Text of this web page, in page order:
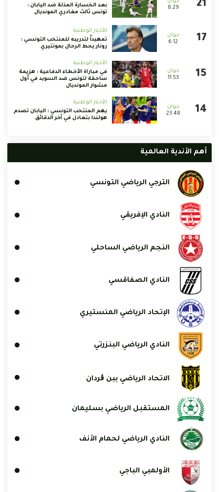
8:29
بعد الخسارة المذلة ضد اليابان :
تونس ثالث مغادري المونديال
6:12
الأخبار الوطنية
تمهيداً لتدريبه للمنتخب التونسي :
رونار يحط الرحال بمونتيري
11:53
الأخبار الوطنية
في مباراة الأخطاء الدفاعية : هزيمة
ساحقة لتونس ضد السويد في أول
مشوار المونديال
23:48
الأخبار الوطنية
يهم المنتخب التونسي : اليابان تصدم
هولندا بتعادل في آخر الدقائق
أهم الأندية العالمية
الترجي الرياضي التونسي
النادي الإفريقي
النجم الرياضي الساحلي
النادي الصفاقسي
الإتحاد الرياضي المنستيري
النادي الرياضي البنزرتي
الاتحاد الرياضي ببن ڨردان
المستقبل الرياضي بسليمان
النادي الرياضي لحمام الأنف
الأولمبي الباجي